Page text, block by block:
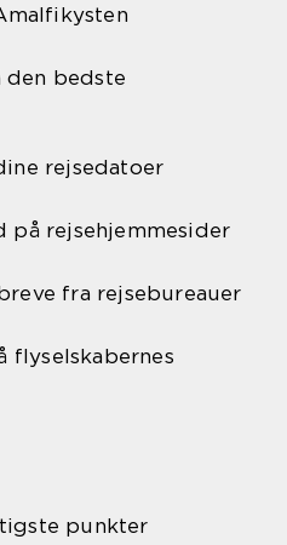
bedste
rejsedatoer
rejsehjemmesider
fra rejsebureauer
flyselskabernes
punkter